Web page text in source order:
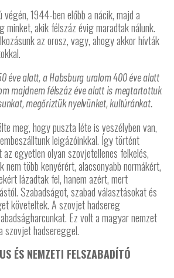
végén, 1944-ben előbb a nácik, majd a
minket, akik félszáz évig maradtak nálunk.
az orosz, vagy, ahogy akkor hívták
éve alatt, a Habsburg uralom 400 éve alatt
majdnem félszáz éve alatt is megtartottuk
megőriztük nyelvünket, kultúránkat.
meg, hogy puszta léte is veszélyben van,
leigázóinkkal. Így történt
egyetlen olyan szovjetellenes felkelés,
nem több kenyérért, alacsonyabb normákért,
lázadtak fel, hanem azért, mert
Szabadságot, szabad választásokat és
követeltek. A szovjet hadsereg
Ez volt a magyar nemzet
szovjet hadsereggel.
ÉS NEMZETI FELSZABADÍTÓ